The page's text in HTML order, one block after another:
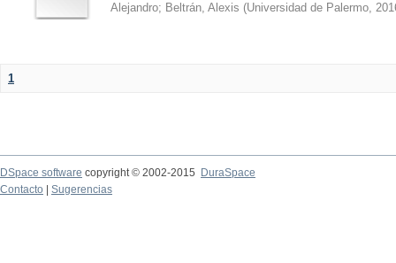
Alejandro; Beltrán, Alexis (Universidad de Palermo,
1
DSpace software copyright © 2002-2015
DuraSpace
Contacto
Sugerencias